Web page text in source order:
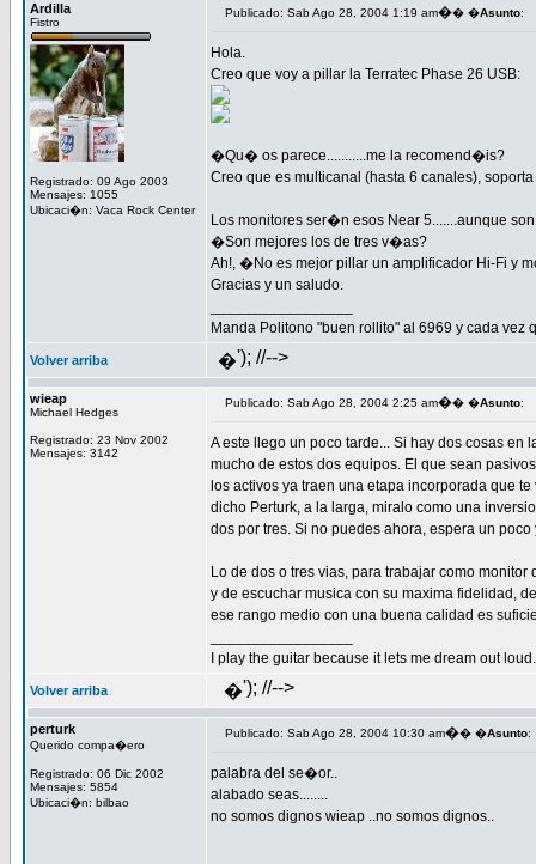
Ardilla
Fistro
Registrado: 09 Ago 2003
Mensajes: 1055
Ubicaci�n: Vaca Rock Center
Publicado: Sab Ago 28, 2004 1:19 am�� �Asunto:
Hola.
Creo que voy a pillar la Terratec Phase 26 USB:
�Qu� os parece...........me la recomend�is?
Creo que es multicanal (hasta 6 canales),
Los monitores ser�n esos Near 5.......aunque
�Son mejores los de tres v�as?
Ah!, �No es mejor pillar un amplificador Hi-Fi y
Gracias y un saludo.
Manda Politono "buen rollito" al 6969 y cada
Volver arriba �'); //-->
wieap
Michael Hedges
Registrado: 23 Nov 2002
Mensajes: 3142
Publicado: Sab Ago 28, 2004 2:25 am�� �Asunto:
A este llego un poco tarde... Si hay dos cosas
mucho de estos dos equipos. El que sean
los activos ya traen una etapa incorporada que
dicho Perturk, a la larga, miralo como una
dos por tres. Si no puedes ahora, espera un
Lo de dos o tres vias, para trabajar como
y de escuchar musica con su maxima fidelidad,
ese rango medio con una buena calidad es
I play the guitar because it lets me dream out loud.
Volver arriba �'); //-->
perturk
Querido compa�ero
Registrado: 06 Dic 2002
Mensajes: 5854
Ubicaci�n: bilbao
Publicado: Sab Ago 28, 2004 10:30 am�� �Asunto:
palabra del se�or..
alabado seas........
no somos dignos wieap ..no somos dignos..